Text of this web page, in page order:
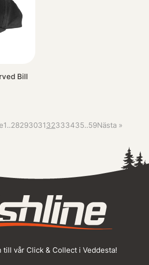
Bill
1..2829303132333435..59Nästa »
till vår Click & Collect i Veddesta!